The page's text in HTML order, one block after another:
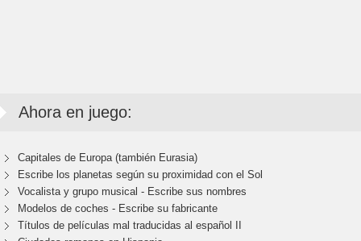
Ahora en juego:
Capitales de Europa (también Eurasia)
Escribe los planetas según su proximidad con el Sol
Vocalista y grupo musical - Escribe sus nombres
Modelos de coches - Escribe su fabricante
Títulos de películas mal traducidas al español II